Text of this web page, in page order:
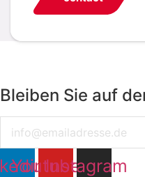
Bleiben Sie auf
YoutubeInstagram